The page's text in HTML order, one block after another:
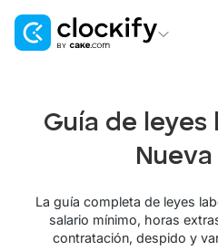
Gestión de proyectos
Pumble
Comunicación en
Guía de leyes
Nueva
La guía completa de leyes
salario mínimo, horas
contratación, despido y